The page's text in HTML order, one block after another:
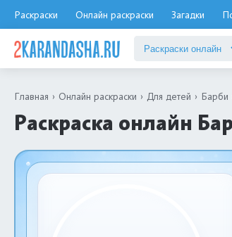
Раскраски Онлайн раскраски Загадки
Главная Онлайн раскраски Для детей Барби
Раскраска онлайн